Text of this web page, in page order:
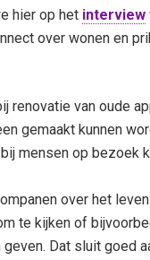
hier op het interview
over wonen en
renovatie van oude
gemaakt kunnen
mensen op bezoek
over het
te kijken of
Dat sluit goed